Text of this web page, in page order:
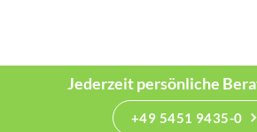
Jederzeit persönliche
+49 5451 9435-0